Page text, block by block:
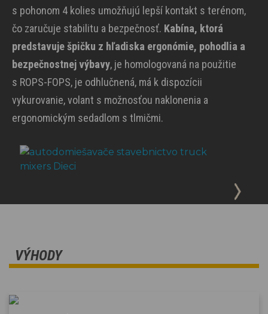
s pohonom 4 kolies umožňujú lepší kontakt s terénom,
čo zaručuje stabilitu a bezpečnosť. Kabína, ktorá
predstavuje špičku z hľadiska ergonómie, pohodlia a
bezpečnostnej výbavy, je homologovaná na použitie
s ROPS-FOPS, je odhlučnená, má k dispozícii
vykurovanie, volant s možnosťou naklonenia a
ergonomickým sedadlom s tlmičmi.
VÝHODY